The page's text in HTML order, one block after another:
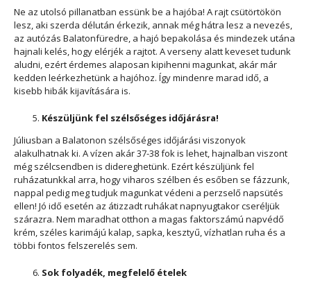
Ne az utolsó pillanatban essünk be a hajóba! A rajt csütörtökön
lesz, aki szerda délután érkezik, annak még hátra lesz a nevezés,
az autózás Balatonfüredre, a hajó bepakolása és mindezek utána
hajnali kelés, hogy elérjék a rajtot. A verseny alatt keveset tudunk
aludni, ezért érdemes alaposan kipihenni magunkat, akár már
kedden leérkezhetünk a hajóhoz. Így mindenre marad idő, a
kisebb hibák kijavítására is.
Készüljünk fel szélsőséges időjárásra!
Júliusban a Balatonon szélsőséges időjárási viszonyok
alakulhatnak ki. A vízen akár 37-38 fok is lehet, hajnalban viszont
még szélcsendben is didereghetünk. Ezért készüljünk fel
ruházatunkkal arra, hogy viharos szélben és esőben se fázzunk,
nappal pedig meg tudjuk magunkat védeni a perzselő napsütés
ellen! Jó idő esetén az átizzadt ruhákat napnyugtakor cseréljük
szárazra. Nem maradhat otthon a magas faktorszámú napvédő
krém, széles karimájú kalap, sapka, kesztyű, vízhatlan ruha és a
többi fontos felszerelés sem.
Sok folyadék, megfelelő ételek